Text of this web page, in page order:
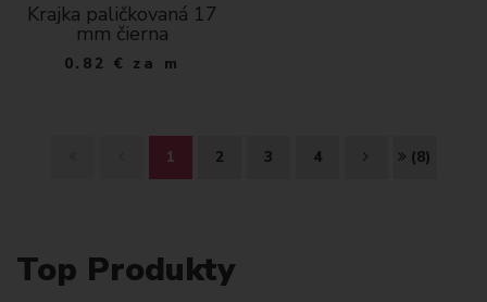
Krajka paličkovaná 17
mm čierna
0.82 € za m
I
1 2 3 4 Ď K (8)
Top Produkty